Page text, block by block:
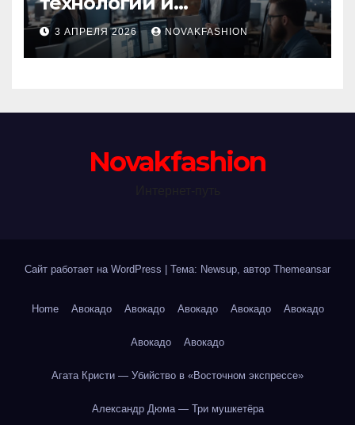
инновационные решения
3 АПРЕЛЯ 2026 NOVAKFASHION
Novakfashion
Сайт работает на WordPress Тема: Newsup, автор Themeansar
Home Авокадо Авокадо Авокадо Авокадо Авокадо
Авокадо Авокадо
Агата Кристи — Убийство в «Восточном экспрессе»
Александр Дюма — Три мушкетёра